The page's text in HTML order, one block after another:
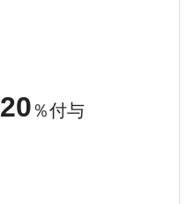
20 ％付与